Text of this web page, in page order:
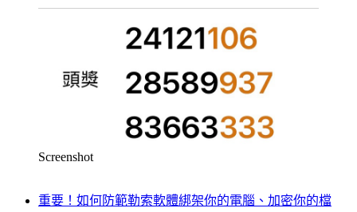
Screenshot
重要！如何防範勒索軟體綁架你的電腦、加密你的檔